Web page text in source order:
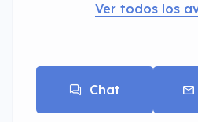
Ver todos los
Chat